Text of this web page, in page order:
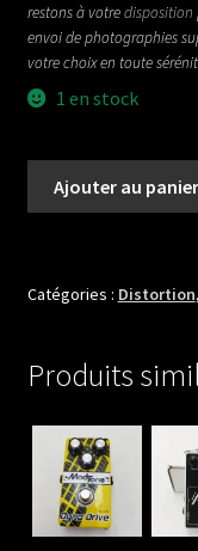
restons à votredisposition
envoi de photographies
votre choix en toute
1 en stock
2
Ajouter au panier
Catégories : Distortion,
Produits